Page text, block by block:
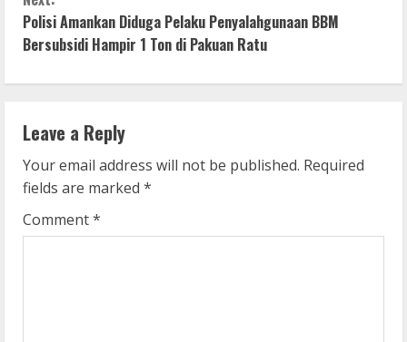
t
i
n
u
e
R
Polisi Amankan Diduga Pelaku Penyalahgunaan BBM
Bersubsidi Hampir 1 Ton di Pakuan Ratu
Leave a Reply
Your email address will not be published. Required
fields are marked *
Comment*